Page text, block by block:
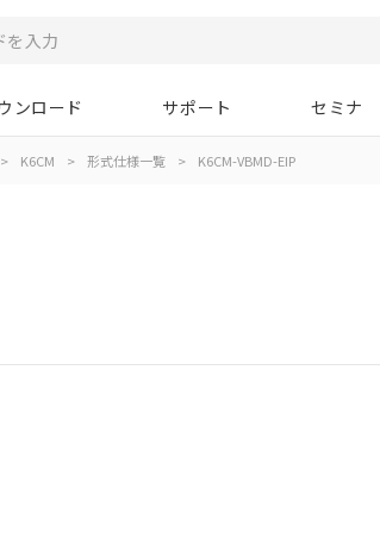
ンロード サポート セミナ
> K6CM > 形式仕様一覧 > K6CM-VBMD-EIP